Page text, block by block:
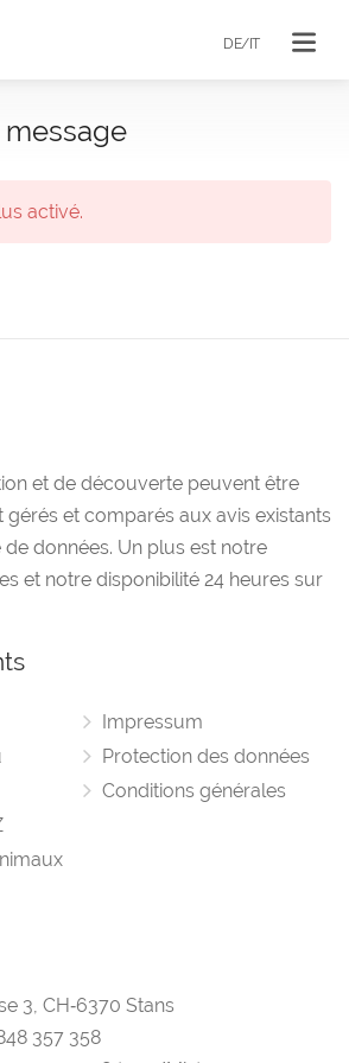
DE/IT
activé.
et de découverte peuvent être
gérés et comparés aux avis existants
données. Un plus est notre
et notre disponibilité 24 heures sur
Impressum
Protection des données
Conditions générales
3 CH‑6370 Stans
357 358